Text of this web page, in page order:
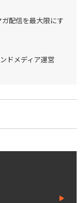
ガ配信を最大限にす
ドメディア運営